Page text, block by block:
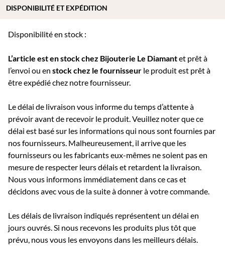
Disponibilité en stock :
L’article est en stock chez Bijouterie Le Diamantet prêt à
l’envoi ou en stock chez le fournisseur le produit est prêt à
être expédié chez notre fournisseur.
Le délai de livraison vous informe du temps d’attente à
prévoir avant de recevoir le produit. Veuillez noter que ce
délai est basé sur les informations qui nous sont fournies par
nos fournisseurs. Malheureusement, il arrive que les
fournisseurs ou les fabricants eux-mêmes ne soient pas en
mesure de respecter leurs délais et retardent la livraison.
Nous vous informons immédiatement dans ce cas et
décidons avec vous de la suite à donner à votre commande.
Les délais de livraison indiqués représentent un délai en
jours ouvrés. Si nous recevons les produits plus tôt que
prévu, nous vous les envoyons dans les meilleurs délais.
DISPONIBILITÉ ET EXPÉDITION